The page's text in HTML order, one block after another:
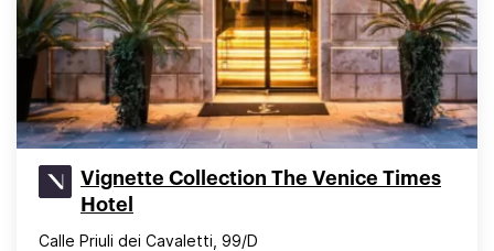
Vignette Collection The Venice Times
Hotel
Calle Priuli dei Cavaletti, 99/D